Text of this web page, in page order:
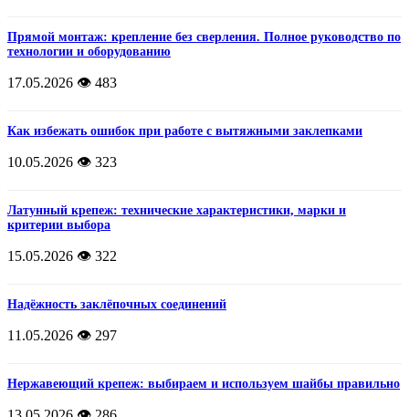
Прямой монтаж: крепление без сверления. Полное руководство по
технологии и оборудованию
17.05.2026 👁️ 483
Как избежать ошибок при работе с вытяжными заклепками
10.05.2026 👁️ 323
Латунный крепеж: технические характеристики, марки и
критерии выбора
15.05.2026 👁️ 322
Надёжность заклёпочных соединений
11.05.2026 👁️ 297
Нержавеющий крепеж: выбираем и используем шайбы правильно